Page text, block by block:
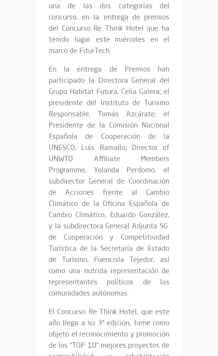
una de las dos categorías del
concurso, en la entrega de premios
del Concurso Re Think Hotel que ha
tenido lugar este miércoles en el
marco de FiturTech.
En la entrega de Premios han
participado la Directora General del
Grupo Habitat Futura, Celia Galera; el
presidente del Instituto de Turismo
Responsable, Tomás Azcárate; el
Presidente de la Comisión Nacional
Española de Cooperación de la
UNESCO, Luís Ramallo; Director of
UNWTO Affiliate Members
Programme, Yolanda Perdomo, el
subdirector General de Coordinación
de Acciones frente al Cambio
Climático de la Oficina Española de
Cambio Climático, Eduardo González,
y la subdirectora General Adjunta SG.
de Cooperación y Competitividad
Turística de la Secretaría de Estado
de Turismo, Fuencisla Tejedor, así
como una nutrida representación de
representantes políticos de las
comunidades autónomas.
El Concurso Re Think Hotel, que este
año llega a su 3ª edición, tiene como
objeto el reconocimiento y promoción
de los “TOP 10” mejores proyectos de